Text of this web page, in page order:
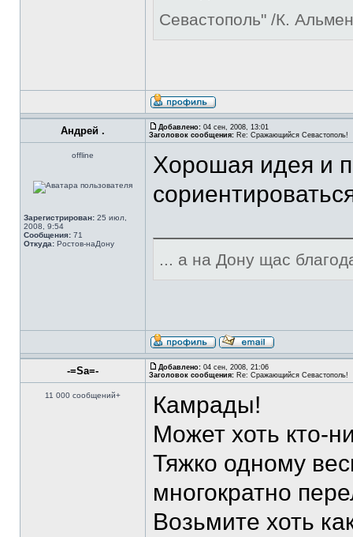
Севастополь" /К.
Андрей . Добавлено: 04 сен, 2008, 13:01
Заголовок сообщения: Re: Сражающийся Севастополь!
offline
Зарегистрирован: 25 июл,
2008, 9:54
Сообщения: 71
Откуда: Ростов-наДону
Хорошая идея и
... а на Дону щас
-=Sa=- Добавлено: 04 сен, 2008, 21:06
Заголовок сообщения: Re: Сражающийся Севастополь!
11 000 сообщений+
Камрады!
Может хоть кто-
Тяжко одному
многократно
Возьмите хоть